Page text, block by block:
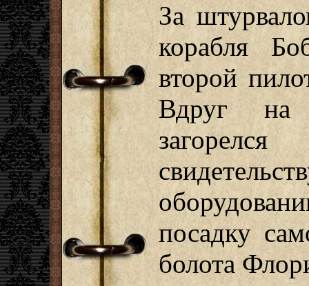
За
корабля
второй
Вдруг на
посадку
болота